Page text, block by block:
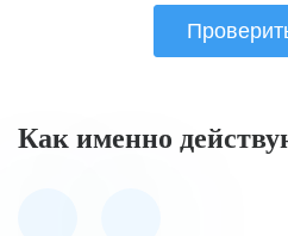
Как именно